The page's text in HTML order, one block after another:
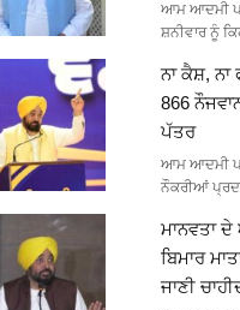
ਆਮ ਆਦਮੀ
ਸ਼ਨੀਵਾਰ ਨੂੰ
ਨਾ ਕੈਸ਼,
866
ਪੱਤਰ
ਆਮ ਆਦਮੀ
ਨੌਕਰੀਆਂ
ਮਾਨਵਤਾ
ਬਿਮਾਰ
ਜਾਣੀ